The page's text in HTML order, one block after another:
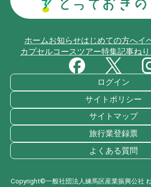
ホームお知らせはじめての方へイ
カプセルコースツアー特集記事ね
ログイン
サイトポリシー
サイトマップ
旅行業登録票
よくある質問
Copyright©一般社団法人練馬区産業振興公社